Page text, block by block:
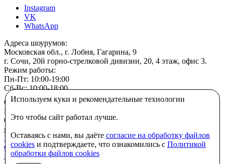
Instagram
VK
WhatsApp
Адреса шоурумов:
Московская обл., г. Лобня, Гагарина, 9
г. Сочи, 20й горно-стрелковой дивизии, 20, 4 этаж, офис 3.
Режим работы:
Пн-Пт: 10:00-19:00
Сб-Вс: 10:00-18:00
ООО Браланд
ИНН 9705226892
ОГРН 1247700444012
gnk-svet@mail.ru
Политика конфиденциальности
Согласие на обработку персональных данных
ПОЛИТИКА В ОТНОШЕНИИ ИСПОЛЬЗОВАНИЯ
Используем куки и рекомендательные технологии
Это чтобы сайт работал лучше.
Оставаясь с нами, вы даёте согласие на обработку файлов
cookies и подтверждаете, что ознакомились с Политикой
обработки файлов cookies